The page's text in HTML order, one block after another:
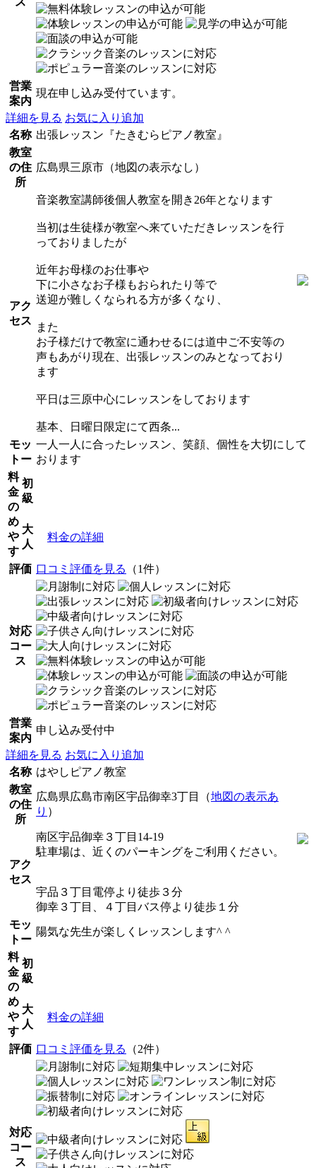
営業
案内
現在申し込み受付ています。
詳細を見る お気に入り追加
名称 出張レッスン『たきむらピアノ教室』
教室
の住
所
広島県三原市（地図の表示なし）
アク
セス
音楽教室講師後個人教室を開き26年となります
当初は生徒様が教室へ来ていただきレッスンを行
っておりましたが
近年お母様のお仕事や
下に小さなお子様もおられたり等で
送迎が難しくなられる方が多くなり、
また
お子様だけで教室に通わせるには道中ご不安等の
声もあがり現在、出張レッスンのみとなっており
ます
平日は三原中心にレッスンをしております
基本、日曜日限定にて西条...
モッ
トー
一人一人に合ったレッスン、笑顔、個性を大切にして
おります
料
金
の
め
や
す
初
級
大
人
料金の詳細
評価 口コミ評価を見る （1件）
対応
コー
ス
営業
案内
申し込み受付中
詳細を見る お気に入り追加
名称 はやしピアノ教室
教室
の住
所
広島県広島市南区宇品御幸3丁目（地図の表示あ
り ）
アク
セス
南区宇品御幸３丁目14-19
駐車場は、近くのパーキングをご利用ください。
宇品３丁目電停より徒歩３分
御幸３丁目、４丁目バス停より徒歩１分
モッ
トー
陽気な先生が楽しくレッスンします^ ^
料
金
の
め
や
す
初
級
大
人
料金の詳細
評価 口コミ評価を見る （2件）
対応
コー
ス